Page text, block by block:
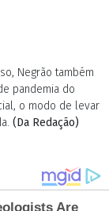
Negrão também
pandemia do
o modo de levar
(Da Redação)